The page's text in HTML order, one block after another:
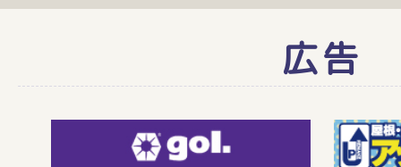
広告